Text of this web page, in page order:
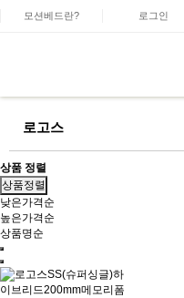
모션베드란? 로그인
로고스
상품 정렬
상품정렬
낮은가격순
높은가격순
상품명순